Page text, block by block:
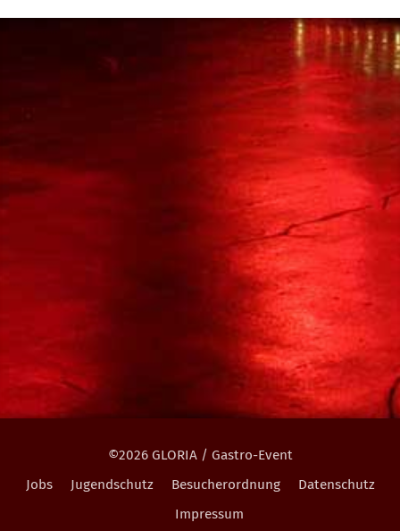
©2026 GLORIA / Gastro-Event
Jobs
Jugendschutz Besucherordnung
Datenschutz
Impressum